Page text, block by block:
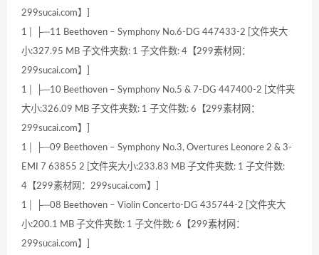
299sucai.com】]
1│ ├─11 Beethoven – Symphony No.6-DG 447433-2 [文件夹大
小:327.95 MB 子文件夹数: 1 子文件数: 4【299素材网：
299sucai.com】]
1│ ├─10 Beethoven – Symphony No.5 & 7-DG 447400-2 [文件夹
大小:326.09 MB 子文件夹数: 1 子文件数: 6【299素材网：
299sucai.com】]
1│ ├─09 Beethoven – Symphony No.3, Overtures Leonore 2 & 3-
EMI 7 63855 2 [文件夹大小:233.83 MB 子文件夹数: 1 子文件数:
4【299素材网：299sucai.com】]
1│ ├─08 Beethoven – Violin Concerto-DG 435744-2 [文件夹大
小:200.1 MB 子文件夹数: 1 子文件数: 6【299素材网：
299sucai.com】]